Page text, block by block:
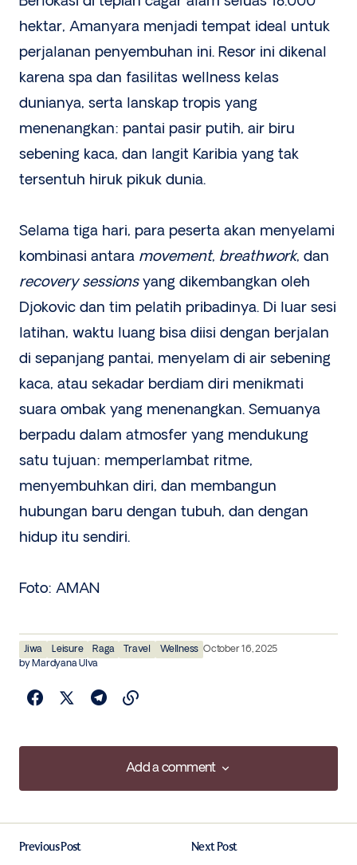
hektar, Amanyara menjadi tempat ideal untuk
perjalanan penyembuhan ini. Resor ini dikenal
karena spa dan fasilitas wellness kelas
dunianya, serta lanskap tropis yang
menenangkan: pantai pasir putih, air biru
sebening kaca, dan langit Karibia yang tak
tersentuh hiruk pikuk dunia.
Selama tiga hari, para peserta akan menyelami
kombinasi antara movement, breathwork, dan
recovery sessionsyang dikembangkan oleh
Djokovic dan tim pelatih pribadinya. Di luar sesi
latihan, waktu luang bisa diisi dengan berjalan
di sepanjang pantai, menyelam di air sebening
kaca, atau sekadar berdiam diri menikmati
suara ombak yang menenangkan. Semuanya
berpadu dalam atmosfer yang mendukung
satu tujuan: memperlambat ritme,
menyembuhkan diri, dan membangun
hubungan baru dengan tubuh, dan dengan
hidup itu sendiri.
Foto: AMAN
Jiwa Leisure Raga Travel Wellness October 16, 2025
by Mardyana Ulva
Add a comment
Add a comment
Previous Post
Next Post